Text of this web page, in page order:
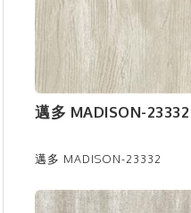
邁多 MADISON-23332
邁多 MADISON-23332